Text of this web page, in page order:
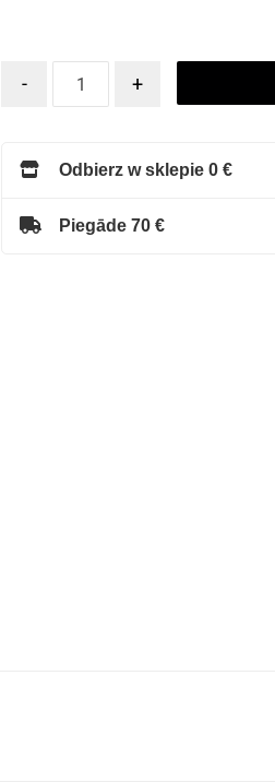
- +
Odbierz w sklepie 0 €
Piegāde 70 €